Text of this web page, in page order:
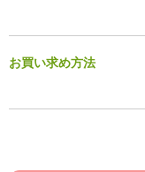
お買い求め方法